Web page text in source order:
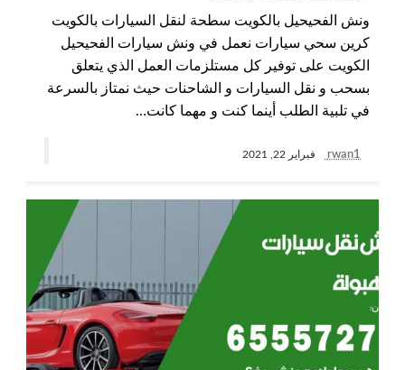
ونش الفحيحيل بالكويت سطحة لنقل السيارات بالكويت
كرين سحي سيارات نعمل في ونش سيارات الفحيحيل
الكويت على توفير كل مستلزمات العمل الذي يتعلق
بسحب و نقل السيارات و الشاحنات حيث نمتاز بالسرعة
في تلبية الطلب أينما كنت و مهما كانت…
rwan1 فبراير 22, 2021